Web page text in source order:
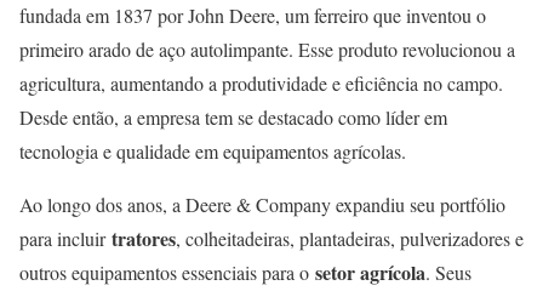
fundada em 1837 por John Deere, um ferreiro que inventou o
primeiro arado de aço autolimpante. Esse produto revolucionou a
agricultura, aumentando a produtividade e eficiência no campo.
Desde então, a empresa tem se destacado como líder em
tecnologia e qualidade em equipamentos agrícolas.
Ao longo dos anos, a Deere & Company expandiu seu portfólio
para incluirtratores, colheitadeiras, plantadeiras, pulverizadores e
outros equipamentos essenciais para o setor agrícola. Seus